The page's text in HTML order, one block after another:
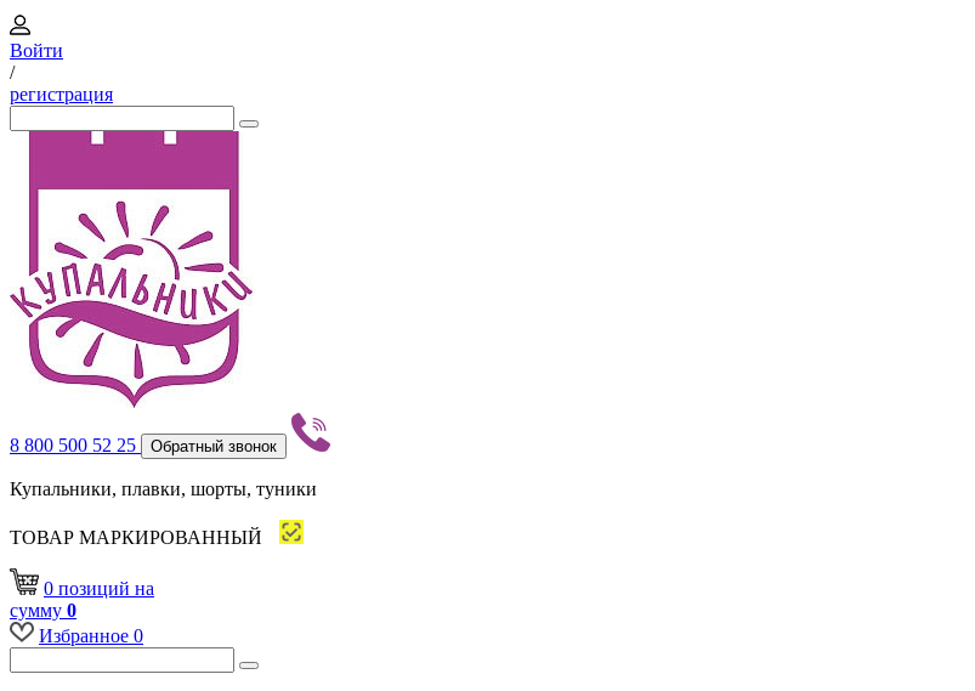
Войти
/
регистрация
8 800 500 52 25 Обратный звонок
Купальники, плавки, шорты, туники
ТОВАР МАРКИРОВАННЫЙ
0 позиций на
сумму 0
Избранное 0